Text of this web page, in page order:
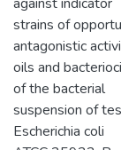
strains of
antagonistic
oils and
of the bacterial
suspension of
Escherichia coli